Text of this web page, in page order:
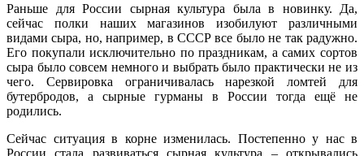
Раньше для России сырная культура была в новинку. Да,
сейчас полки наших магазинов изобилуют различными
видами сыра, но, например, в СССР все было не так радужно.
Его покупали исключительно по праздникам, а самих сортов
сыра было совсем немного и выбрать было практически не из
чего. Сервировка ограничивалась нарезкой ломтей для
бутербродов, а сырные гурманы в России тогда ещё не
родились.
Сейчас ситуация в корне изменилась. Постепенно у нас в
России стала развиваться сырная культура – открывались